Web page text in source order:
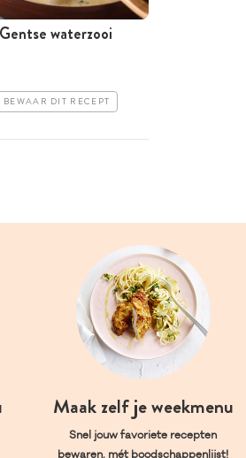
Gentse waterzooi
BEWAAR DIT RECEPT
Maak zelf je weekmenu
Snel jouw favoriete recepten
bewaren, mét boodschappenlijst!